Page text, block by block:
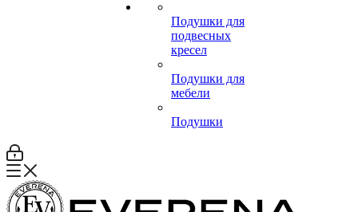
Подушки для
подвесных
кресел
Подушки для
мебели
Подушки